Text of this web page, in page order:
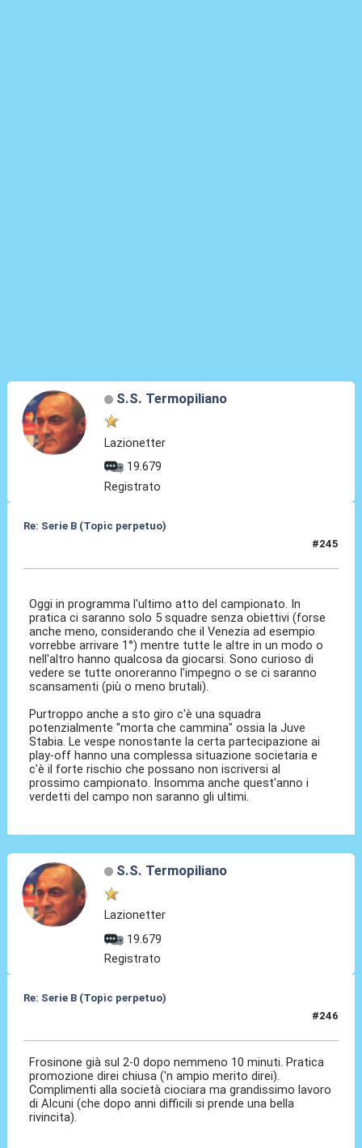
S.S. Termopiliano
Lazionetter
19.679
Registrato
Re: Serie B (Topic perpetuo)
#245
Oggi in programma l'ultimo atto del campionato. In
pratica ci saranno solo 5 squadre senza obiettivi (forse
anche meno, considerando che il Venezia ad esempio
vorrebbe arrivare 1°) mentre tutte le altre in un modo o
nell'altro hanno qualcosa da giocarsi. Sono curioso di
vedere se tutte onoreranno l'impegno o se ci saranno
scansamenti (più o meno brutali).
Purtroppo anche a sto giro c'è una squadra
potenzialmente "morta che cammina" ossia la Juve
Stabia. Le vespe nonostante la certa partecipazione ai
play-off hanno una complessa situazione societaria e
c'è il forte rischio che possano non iscriversi al
prossimo campionato. Insomma anche quest'anno i
verdetti del campo non saranno gli ultimi.
S.S. Termopiliano
Lazionetter
19.679
Registrato
Re: Serie B (Topic perpetuo)
#246
Frosinone già sul 2-0 dopo nemmeno 10 minuti. Pratica
promozione direi chiusa ('n ampio merito direi).
Complimenti alla società ciociara ma grandissimo lavoro
di Alcuni (che dopo anni difficili si prende una bella
rivincita).